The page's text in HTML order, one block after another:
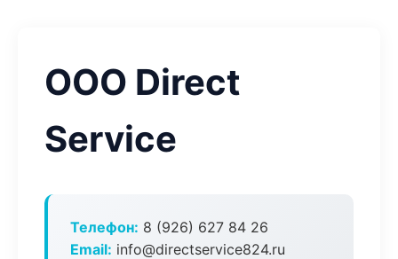
ООО Direct
Service
Телефон: 8 (926) 627 84 26
Email: info@directservice824.ru